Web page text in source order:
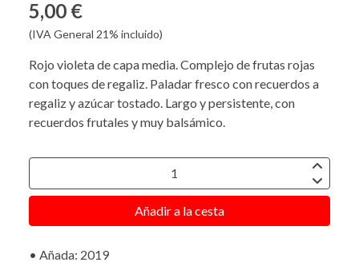
5,00 €
(IVA General 21% incluido)
Rojo violeta de capa media. Complejo de frutas rojas
con toques de regaliz. Paladar fresco con recuerdos a
regaliz y azúcar tostado. Largo y persistente, con
recuerdos frutales y muy balsámico.
Añadir a la cesta
• Añada: 2019